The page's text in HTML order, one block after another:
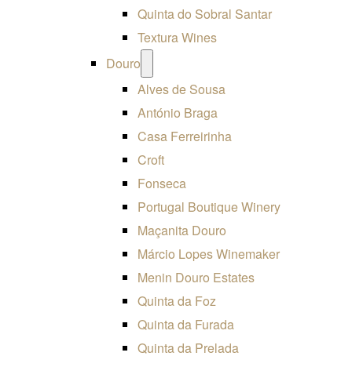
Quinta do Sobral Santar
Textura Wines
Douro
menu
Alves de Sousa
António Braga
Casa Ferreirinha
Croft
Fonseca
Portugal Boutique Winery
Maçanita Douro
Márcio Lopes Winemaker
Menin Douro Estates
Quinta da Foz
Quinta da Furada
Quinta da Prelada